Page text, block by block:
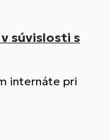
súvislosti s
internáte pri